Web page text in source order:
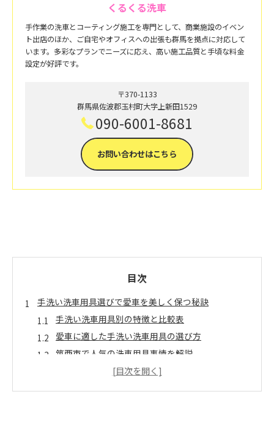
くるくる洗車
手作業の洗車とコーティング施工を専門として、商業施設のイベン
ト出店のほか、ご自宅やオフィスへの出張も群馬を拠点に対応して
います。多彩なプランでニーズに応え、高い施工品質と手頃な料金
設定が好評です。
〒370-1133
群馬県佐波郡玉村町大字上新田1529
090-6001-8681
お問い合わせはこちら
目次
手洗い洗車用具選びで愛車を美しく保つ秘訣
手洗い洗車用具別の特徴と比較表
愛車に適した手洗い洗車用具の選び方
筑西市で人気の洗車用具事情を解説
手洗い洗車に必要な基本アイテムとは